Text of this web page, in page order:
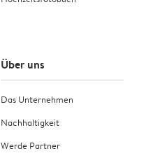
Über uns
Das Unternehmen
Nachhaltigkeit
Werde Partner